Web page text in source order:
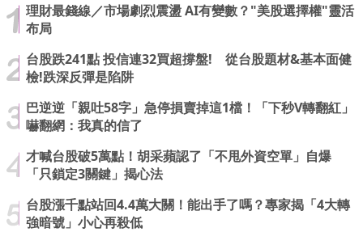
理財最錢線／市場劇烈震盪 AI有變數？"美股選擇權"靈活
布局
台股跌241點 投信連32買超撐盤! 從台股題材&基本面健
檢!跌深反彈是陷阱
巴逆逆「親吐58字」急停損賣掉這1檔！「下秒V轉翻紅」
嚇翻網：我真的信了
才喊台股破5萬點！胡采蘋認了「不甩外資空單」自爆
「只鎖定3關鍵」揭心法
台股漲千點站回4.4萬大關！能出手了嗎？專家揭「4大轉
強暗號」小心再殺低